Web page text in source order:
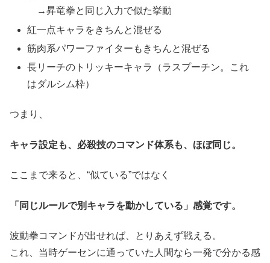
→昇竜拳と同じ入力で似た挙動
紅一点キャラをきちんと混ぜる
筋肉系パワーファイターもきちんと混ぜる
長リーチのトリッキーキャラ（ラスプーチン。これ
はダルシム枠）
つまり、
キャラ設定も、必殺技のコマンド体系も、ほぼ同じ。
ここまで来ると、“似ている”ではなく
「同じルールで別キャラを動かしている」感覚です。
波動拳コマンドが出せれば、とりあえず戦える。
これ、当時ゲーセンに通っていた人間なら一発で分かる感